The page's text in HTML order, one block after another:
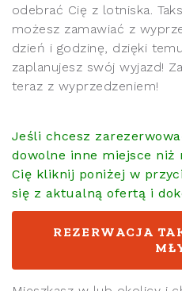
odebrać Cię z lotniska.
możesz zamawiać z
dzień i godzinę, dzięki
zaplanujesz swój wyjazd!
teraz z wyprzedzeniem!
Jeśli chcesz
dowolne inne miejsce niż
Cię kliknij poniżej w
się z aktualną ofertą i
REZERWACJA